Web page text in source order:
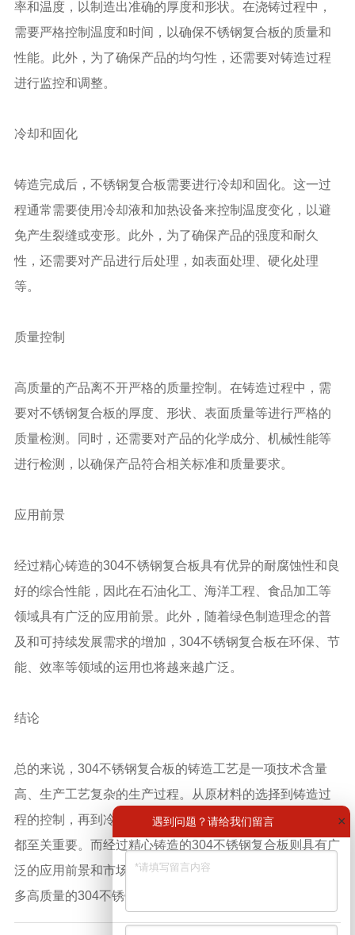
率和温度，以制造出准确的厚度和形状。在浇铸过程中，
需要严格控制温度和时间，以确保不锈钢复合板的质量和
性能。此外，为了确保产品的均匀性，还需要对铸造过程
进行监控和调整。
冷却和固化
铸造完成后，不锈钢复合板需要进行冷却和固化。这一过
程通常需要使用冷却液和加热设备来控制温度变化，以避
免产生裂缝或变形。此外，为了确保产品的强度和耐久
性，还需要对产品进行后处理，如表面处理、硬化处理
等。
质量控制
高质量的产品离不开严格的质量控制。在铸造过程中，需
要对不锈钢复合板的厚度、形状、表面质量等进行严格的
质量检测。同时，还需要对产品的化学成分、机械性能等
进行检测，以确保产品符合相关标准和质量要求。
应用前景
经过精心铸造的304不锈钢复合板具有优异的耐腐蚀性和良
好的综合性能，因此在石油化工、海洋工程、食品加工等
领域具有广泛的应用前景。此外，随着绿色制造理念的普
及和可持续发展需求的增加，304不锈钢复合板在环保、节
能、效率等领域的运用也将越来越广泛。
结论
总的来说，304不锈钢复合板的铸造工艺是一项技术含量
高、生产工艺复杂的生产过程。从原材料的选择到铸造过
程的控制，再到冷却和固化环节的质量控制，每一个环节
都至关重要。而经过精心铸造的304不锈钢复合板则具有广
泛的应用前景和市场潜力。因此，我们期待在未来看到更
多高质量的304不锈钢复合板在各个领域发挥其性能。
遇到问题？请给我们留言 ×